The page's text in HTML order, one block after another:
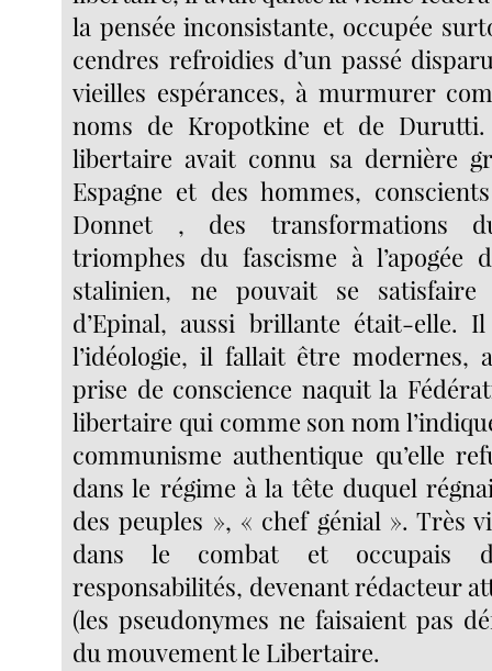
la pensée inconsistante, occupée
cendres refroidies d’un passé
vieilles espérances, à murmurer
noms de Kropotkine et de Durutti.
libertaire avait connu sa dernière
Espagne et des hommes,
Donnet , des transformations
triomphes du fascisme à l’apogée
stalinien, ne pouvait se satisfaire
d’Epinal, aussi brillante était-elle.
l’idéologie, il fallait être modernes,
prise de conscience naquit la
libertaire qui comme son nom
communisme authentique qu’elle
dans le régime à la tête duquel
des peuples », « chef génial ». Très
dans le combat et occupais
responsabilités, devenant rédacteur
(les pseudonymes ne faisaient pas
du mouvement le Libertaire.